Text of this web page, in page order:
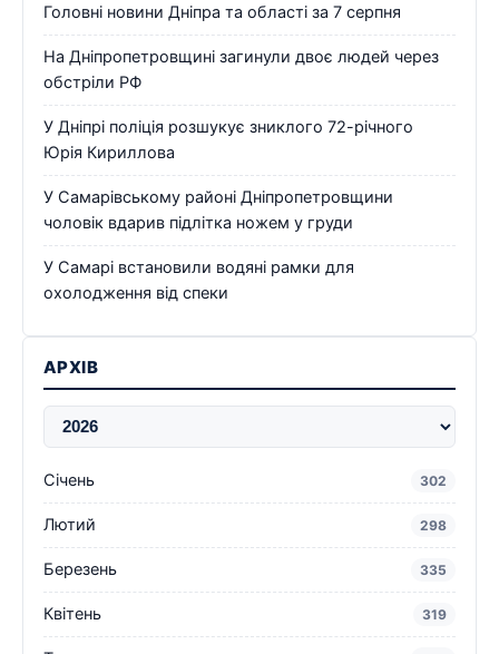
Головні новини Дніпра та області за 7 серпня
На Дніпропетровщині загинули двоє людей через
обстріли РФ
У Дніпрі поліція розшукує зниклого 72-річного
Юрія Кириллова
У Самарівському районі Дніпропетровщини
чоловік вдарив підлітка ножем у груди
У Самарі встановили водяні рамки для
охолодження від спеки
АРХІВ
Січень 302
Лютий 298
Березень 335
Квітень 319